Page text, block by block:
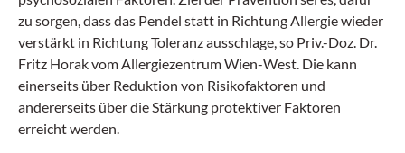
zu sorgen, dass das Pendel statt in Richtung Allergie wieder
verstärkt in Richtung Toleranz ausschlage, so Priv.-Doz. Dr.
Fritz Horak vom Allergiezentrum Wien-West. Die kann
einerseits über Reduktion von Risikofaktoren und
andererseits über die Stärkung protektiver Faktoren
erreicht werden.